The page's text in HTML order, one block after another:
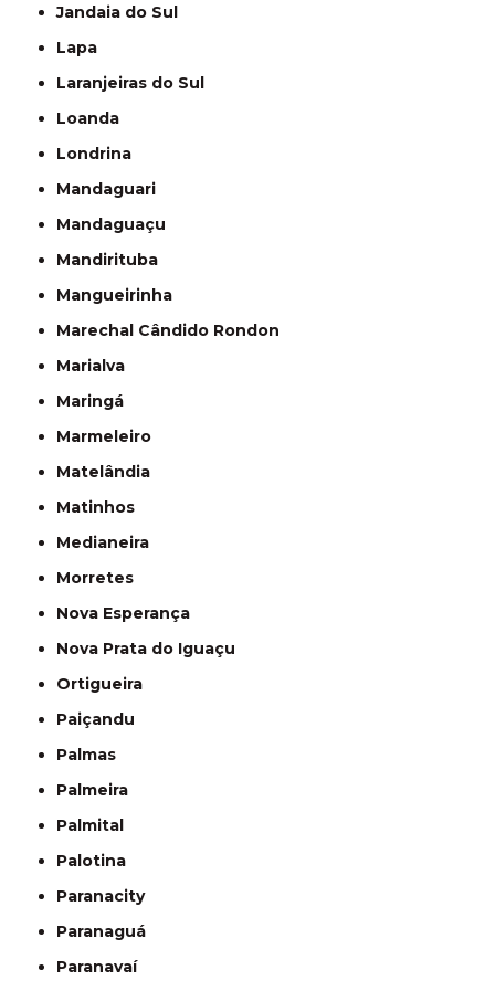
Jandaia do Sul
Lapa
Laranjeiras do Sul
Loanda
Londrina
Mandaguari
Mandaguaçu
Mandirituba
Mangueirinha
Marechal Cândido Rondon
Marialva
Maringá
Marmeleiro
Matelândia
Matinhos
Medianeira
Morretes
Nova Esperança
Nova Prata do Iguaçu
Ortigueira
Paiçandu
Palmas
Palmeira
Palmital
Palotina
Paranacity
Paranaguá
Paranavaí